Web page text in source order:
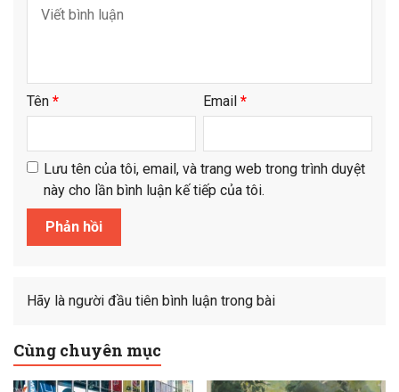
Tên * Email *
Lưu tên của tôi, email, và trang web trong trình duyệt
này cho lần bình luận kế tiếp của tôi.
Hãy là người đầu tiên bình luận trong bài
Cùng chuyên mục